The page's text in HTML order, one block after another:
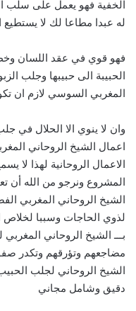
الخفية فهو يعمل على سلب
له عبدا مطاعا لك لا
فهو قوي في عقد اللسان
الحبيبة الى حبيبها وجلب
المغربي السوسي لازم ان
وان لا ينوي الا الحلال في
اعمال الشيخ الروحاني
الاعمال الروحانية لهذا
المشروع ونرجو من الله أن
الشيخ الروحاني المغربي
لذوي الحاجات وسببا لخلاص
بـــ الشيخ الروحاني
مضاجعهم وتؤرقهم وتكدر
الشيخ الروحاني لجلب
دقيق وشامل مجاني